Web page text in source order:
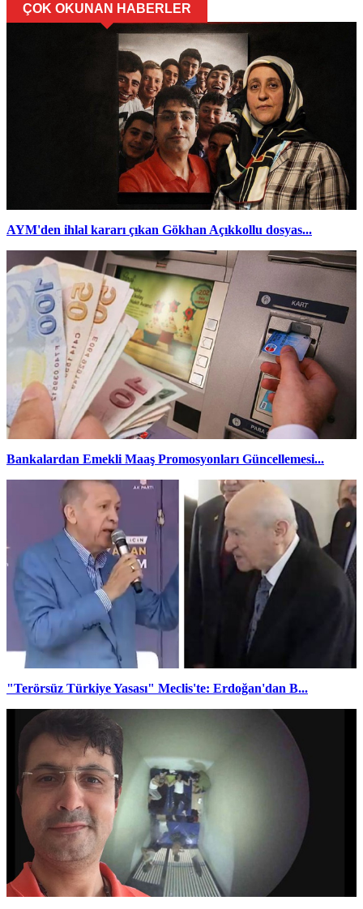
ÇOK OKUNAN HABERLER
AYM'den ihlal kararı çıkan Gökhan Açıkkollu dosyas...
Bankalardan Emekli Maaş Promosyonları Güncellemesi...
"Terörsüz Türkiye Yasası" Meclis'te: Erdoğan'dan B...